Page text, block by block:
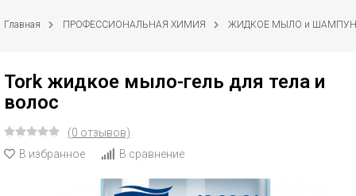
Главная ПРОФЕССИОНАЛЬНАЯ ХИМИЯ ЖИДКОЕ МЫЛО и
Tork жидкое мыло-гель для тела и
волос
(0 отзывов)
В избранное
В сравнение